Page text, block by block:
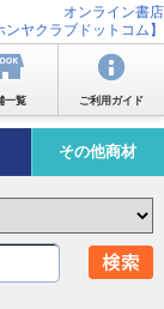
オンライン書店
ンヤクラブドットコム】
一覧 ご利用ガイド
その他商材